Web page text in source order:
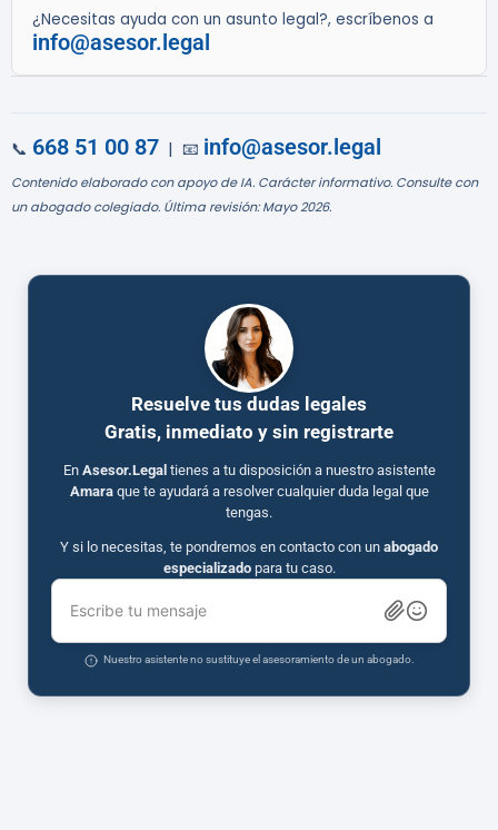
¿Necesitas ayuda con un asunto legal?, escríbenos a
info@asesor.legal
📞 668 51 00 87 | 📧 info@asesor.legal
Contenido elaborado con apoyo de IA. Carácter informativo. Consulte con
un abogado colegiado. Última revisión: Mayo 2026.
Resuelve tus dudas legales
Gratis, inmediato y sin registrarte
En Asesor.Legal tienes a tu disposición a nuestro asistente
Amaraque te ayudará a resolver cualquier duda legal que
tengas.
Y si lo necesitas, te pondremos en contacto con un abogado
especializadopara tu caso.
Escribe tu mensaje
Nuestro asistente no sustituye el asesoramiento de un abogado.